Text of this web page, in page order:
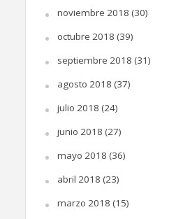
noviembre 2018 (30)
octubre 2018 (39)
septiembre 2018 (31)
agosto 2018 (37)
julio 2018 (24)
junio 2018 (27)
mayo 2018 (36)
abril 2018 (23)
marzo 2018 (15)